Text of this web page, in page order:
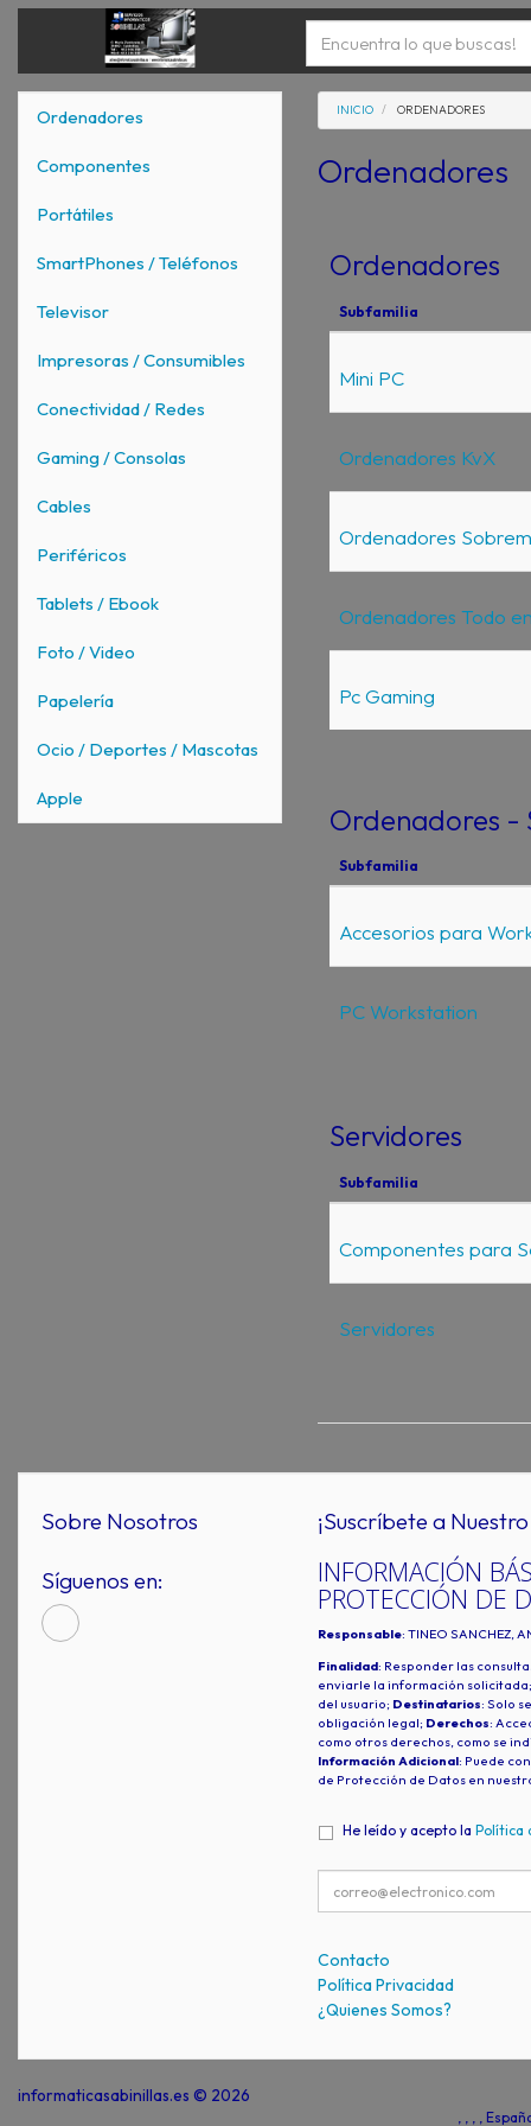
Ordenadores
Componentes
Portátiles
SmartPhones / Teléfonos
Televisor
Impresoras / Consumibles
Conectividad / Redes
Gaming / Consolas
Cables
Periféricos
Tablets / Ebook
Foto / Video
Papelería
Ocio / Deportes / Mascotas
Apple
INICIO ORDENADORES
Ordenadores
Ordenadores
Subfamilia
Mini PC
Ordenadores KvX
Ordenadores
Ordenadores Todo
Pc Gaming
Ordenadores -
Subfamilia
Accesorios para
PC Workstation
Servidores
Subfamilia
Componentes para
Servidores
Sobre Nosotros
Síguenos en:
¡Suscríbete a
INFORMACIÓN
PROTECCIÓN DE
Responsable: TINEO SANCHEZ,
Finalidad: Responder las
enviarle la información
del usuario; Destinatarios: Solo
obligación legal; Derechos:
como otros derechos, como se
Información Adicional: Puede
de Protección de Datos en
He leído y acepto la Política
Contacto
Política Privacidad
¿Quienes Somos?
informaticasabinillas.es © 2026
, , , ,